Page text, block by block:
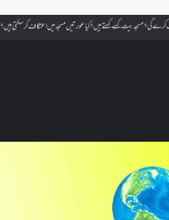
گی؟مسجد بیت کسے کہتے ہیں؟کیا عورتیں مسجد میں اعتکاف کر سکتی ہیں؟